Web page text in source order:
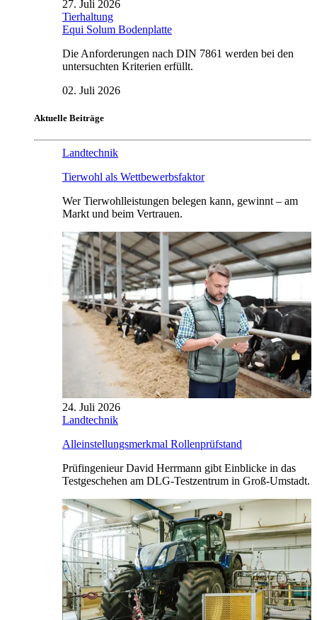
27. Juli 2026
Tierhaltung
Equi Solum Bodenplatte
Die Anforderungen nach DIN 7861 werden bei den
untersuchten Kriterien erfüllt.
02. Juli 2026
Aktuelle Beiträge
Landtechnik
Tierwohl als Wettbewerbsfaktor
Wer Tierwohlleistungen belegen kann, gewinnt – am
Markt und beim Vertrauen.
24. Juli 2026
Landtechnik
Alleinstellungsmerkmal Rollenprüfstand
Prüfingenieur David Herrmann gibt Einblicke in das
Testgeschehen am DLG-Testzentrum in Groß-Umstadt.